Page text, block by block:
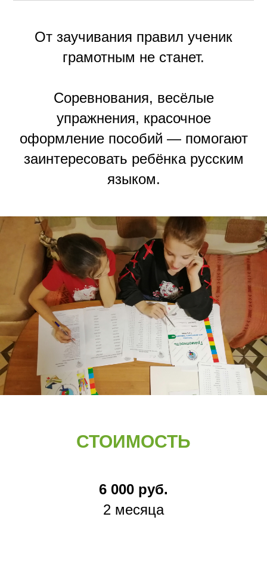
От заучивания правил ученик
грамотным не станет.
Соревнования, весёлые
упражнения, красочное
оформление пособий — помогают
заинтересовать ребёнка русским
языком.
СТОИМОСТЬ
6 000 руб.
2 месяца